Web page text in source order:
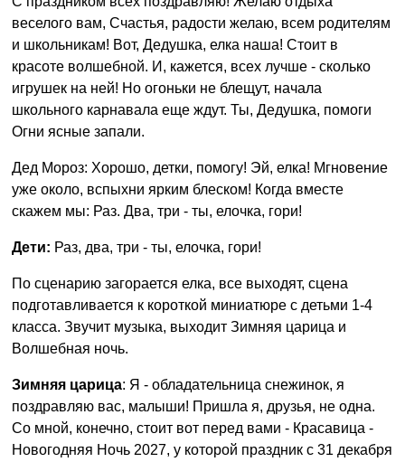
веселого вам, Счастья, радости желаю, всем родителям
и школьникам! Вот, Дедушка, елка наша! Стоит в
красоте волшебной. И, кажется, всех лучше - сколько
игрушек на ней! Но огоньки не блещут, начала
школьного карнавала еще ждут. Ты, Дедушка, помоги
Огни ясные запали.
Дед Мороз: Хорошо, детки, помогу! Эй, елка! Мгновение
уже около, вспыхни ярким блеском! Когда вместе
скажем мы: Раз. Два, три - ты, елочка, гори!
Дети: Раз, два, три - ты, елочка, гори!
По сценарию загорается елка, все выходят, сцена
подготавливается к короткой миниатюре с детьми 1-4
класса. Звучит музыка, выходит Зимняя царица и
Волшебная ночь.
Зимняя царица: Я - обладательница снежинок, я
поздравляю вас, малыши! Пришла я, друзья, не одна.
Со мной, конечно, стоит вот перед вами - Красавица -
Новогодняя Ночь 2027, у которой праздник с 31 декабря